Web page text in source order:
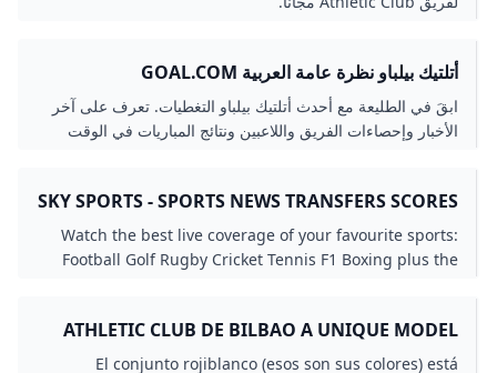
أتلتيك بيلباو نظرة عامة العربية GOAL.COM
ابقَ في الطليعة مع أحدث أتلتيك بيلباو التغطيات. تعرف على آخر
الأخبار وإحصاءات الفريق واللاعبين ونتائج المباريات في الوقت
SKY SPORTS - SPORTS NEWS TRANSFERS SCORES
WATCH LIVE SPORT
Watch the best live coverage of your favourite sports:
Football Golf Rugby Cricket Tennis F1 Boxing plus the
ATHLETIC CLUB DE BILBAO A UNIQUE MODEL
AND AN INTERNATIONAL EXAMPLE IN
El conjunto rojiblanco (esos son sus colores) está